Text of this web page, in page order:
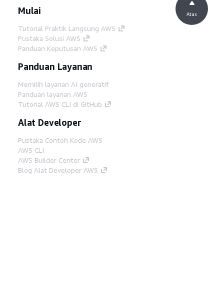
Mulai
Tutorial Praktik Langsung AWS
Pustaka Solusi AWS
Panduan Keputusan AWS
Panduan Layanan
Memilih layanan AI generatif
Panduan layanan AWS
Tutorial AWS CLI di GitHub
Alat Developer
Pustaka Contoh Kode AWS
AWS CLI
AWS Builder Center
Blog Alat Developer AWS
Atas